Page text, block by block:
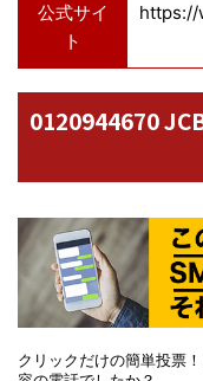
公式サイ
ト
https://
0120944670
クリックだけの簡単投票